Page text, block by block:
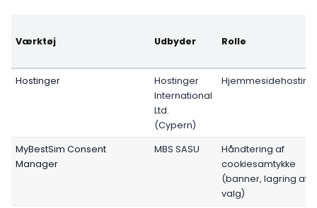
Værktøj Udbyder Rolle
Hostinger
Hostinger
International
Ltd.
(Cypern)
Hjemmesidehosting
MyBestSim Consent
Manager
MBS SASU
Håndtering af
cookiesamtykke
(banner, lagring af
valg)